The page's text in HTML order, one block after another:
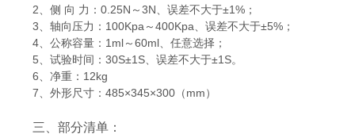
2、侧 向 力：0.25N～3N、误差不大于±1%；
3、轴向压力：100Kpa～400Kpa、误差不大于±5%；
4、公称容量：1ml～60ml、任意选择；
5、试验时间：30S±1S、误差不大于±1S。
6、净重：12kg
7、外形尺寸：485×345×300（mm）
三、部分清单：